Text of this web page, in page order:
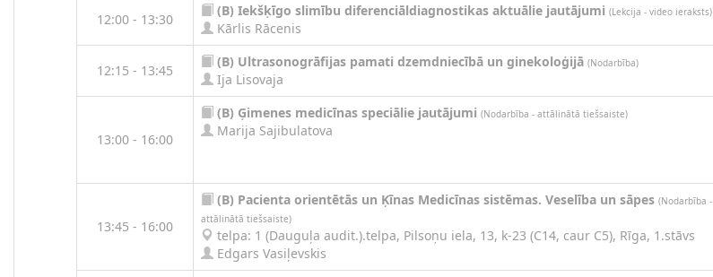
12:00 - 13:30
(B) Iekšķīgo slimību diferenciāldiagnostikas aktuālie jautājumi (Lekcija - video ieraksts)
Kārlis Rācenis
12:15 - 13:45
(B) Ultrasonogrāfijas pamati dzemdniecībā un ginekoloģijā (Nodarbība)
Ija Lisovaja
13:00 - 16:00
(B) Ģimenes medicīnas speciālie jautājumi (Nodarbība - attālinātā tiešsaiste)
Marija Sajibulatova
13:45 - 16:00
(B) Pacienta orientētās un Ķīnas Medicīnas sistēmas. Veselība un sāpes (Nodarbība -
attālinātā tiešsaiste)
telpa: 1 (Dauguļa audit.).telpa, Pilsoņu iela, 13, k-23 (C14, caur C5), Rīga, 1.stāvs
Edgars Vasiļevskis